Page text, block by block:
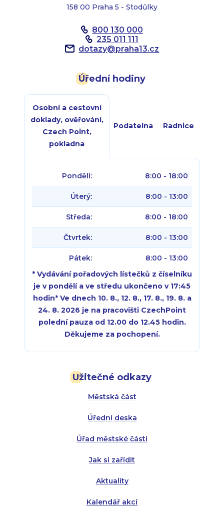
158 00 Praha 5 - Stodůlky
800 130 000
235 011 111
dotazy@praha13.cz
Užitečné odkazy
Městská část
Úřední deska
Úřad městské části
Jak si zařídit
Aktuality
Kalendář akcí
Úřední hodiny
Osobní a cestovní
doklady, ověřování,
Czech Point,
pokladna
Podatelna Radnice
Pondělí: 8:00 - 18:00
Úterý: 8:00 - 13:00
Středa: 8:00 - 18:00
Čtvrtek: 8:00 - 13:00
Pátek:
8:00 - 13:00
* Vydávání pořadových lístečků z číselníku
je v pondělí a ve středu ukončeno v 17:45
hodin* Ve dnech 10. 8., 12. 8., 17. 8., 19. 8. a
24. 8. 2026 je na pracovišti CzechPoint
polední pauza od 12.00 do 12.45 hodin.
Děkujeme za pochopení.
Úterý:
Středa:
Čtvrtek:
Pátek:
Úterý:
Středa:
Čtvrtek: